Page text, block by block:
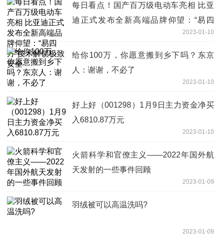
每日看点！国产百万级电动车亮相 比亚
迪正式发布全新高端品牌仰望：“易四
2023-01-10
给你100万，你愿意搬到乡下吗？东京
人：谢谢，不必了
2023-01-10
好上好（001298）1月9日主力资金净买
入6810.87万元
2023-01-10
火箭科学和官僚主义——2022年国外航
天发射的一些事件回顾
2023-01-09
羽绒被可以高温洗吗?
2023-01-09